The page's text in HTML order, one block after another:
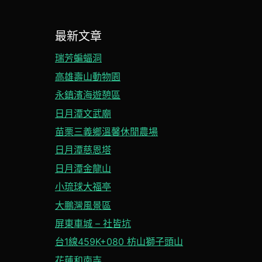
最新文章
瑞芳蝙蝠洞
高雄壽山動物園
永鎮濱海遊憩區
日月潭文武廟
苗栗三義鄉溫馨休閒農場
日月潭慈恩塔
日月潭金龍山
小琉球大福亭
大鵬灣風景區
屏東車城 – 社皆坑
台1線459K+080 枋山獅子頭山